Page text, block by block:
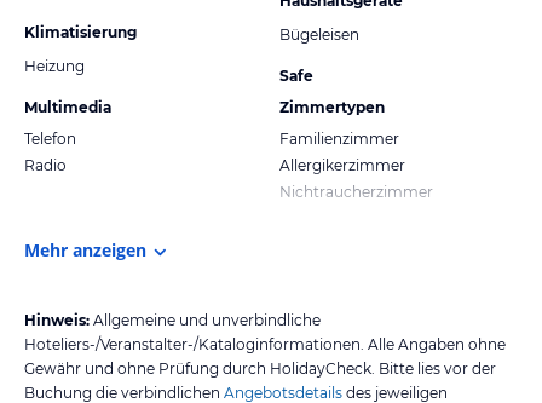
Klimatisierung
Heizung
Multimedia
Telefon
Radio
Bügeleisen
Safe
Zimmertypen
Familienzimmer
Allergikerzimmer
Nichtraucherzimmer
Mehr anzeigen
Hinweis: Allgemeine und unverbindliche
Hoteliers-/Veranstalter-/Kataloginformationen. Alle Angaben ohne
Gewähr und ohne Prüfung durch HolidayCheck. Bitte lies vor der
Buchung die verbindlichen Angebotsdetails des jeweiligen